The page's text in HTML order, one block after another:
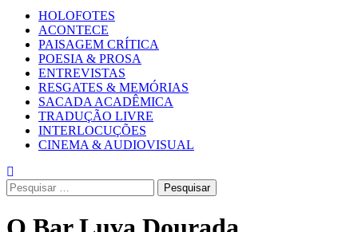
Primary
Menu
HOLOFOTES
ACONTECE
PAISAGEM CRÍTICA
POESIA & PROSA
ENTREVISTAS
RESGATES & MEMÓRIAS
SACADA ACADÊMICA
TRADUÇÃO LIVRE
INTERLOCUÇÕES
CINEMA & AUDIOVISUAL
Pesquisar
por: